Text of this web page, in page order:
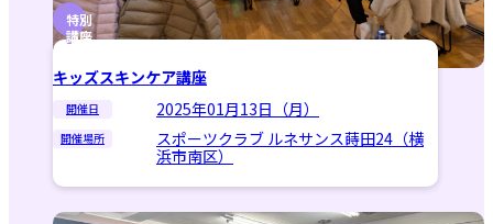
特別
講座
キッズスキンケア講座
開催日 2025年01月13日（月）
開催場所
スポーツクラブ ルネサンス蒔田24（横
浜市南区）